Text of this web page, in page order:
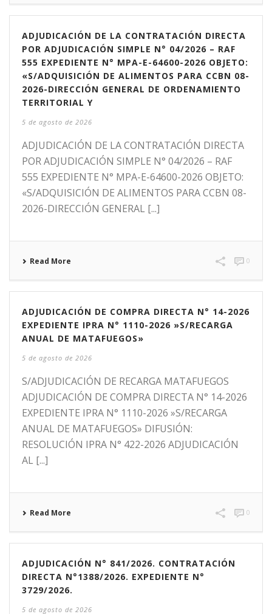
ADJUDICACIÓN DE LA CONTRATACIÓN DIRECTA
POR ADJUDICACIÓN SIMPLE N° 04/2026 – RAF
555 EXPEDIENTE N° MPA-E-64600-2026 OBJETO:
«S/ADQUISICIÓN DE ALIMENTOS PARA CCBN 08-
2026-DIRECCIÓN GENERAL DE ORDENAMIENTO
TERRITORIAL Y
5 de agosto de 2026
ADJUDICACIÓN DE LA CONTRATACIÓN DIRECTA
POR ADJUDICACIÓN SIMPLE N° 04/2026 – RAF
555 EXPEDIENTE N° MPA-E-64600-2026 OBJETO:
«S/ADQUISICIÓN DE ALIMENTOS PARA CCBN 08-
2026-DIRECCIÓN GENERAL [...]
Read More 0
ADJUDICACIÓN DE COMPRA DIRECTA N° 14-2026
EXPEDIENTE IPRA N° 1110-2026 »S/RECARGA
ANUAL DE MATAFUEGOS»
5 de agosto de 2026
S/ADJUDICACIÓN DE RECARGA MATAFUEGOS
ADJUDICACIÓN DE COMPRA DIRECTA N° 14-2026
EXPEDIENTE IPRA N° 1110-2026 »S/RECARGA
ANUAL DE MATAFUEGOS» DIFUSIÓN:
RESOLUCIÓN IPRA N° 422-2026 ADJUDICACIÓN
AL [...]
Read More 0
ADJUDICACIÓN N° 841/2026. CONTRATACIÓN
DIRECTA N°1388/2026. EXPEDIENTE N°
3729/2026.
5 de agosto de 2026